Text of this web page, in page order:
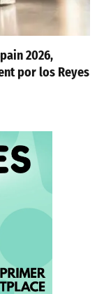
2026,
por los Reyes